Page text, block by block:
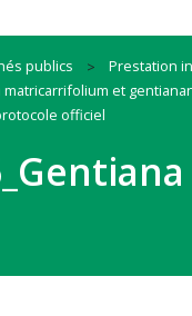
Patrimoine
Musées et
projet ?Tourisme
Forêt-bois
Filières
publics
Prestation
et
officiel